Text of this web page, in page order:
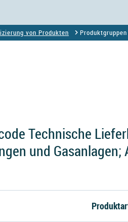
von Produkten Produktgruppen
Technische
und